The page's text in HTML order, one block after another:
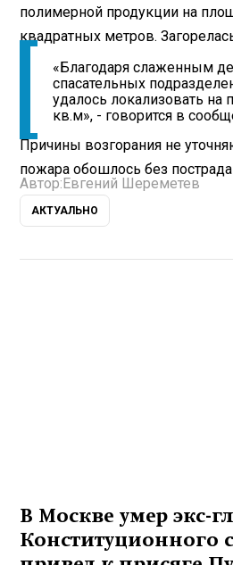
полимерной продукции на
квадратных метров.
«Благодаря слаженным
спасательных
удалось локализовать на
кв.м», - говорится в
Причины возгорания не
пожара обошлось без
Автор: Евгений Шереметев
АКТУАЛЬНО
В Москве умер экс-
Конституционного